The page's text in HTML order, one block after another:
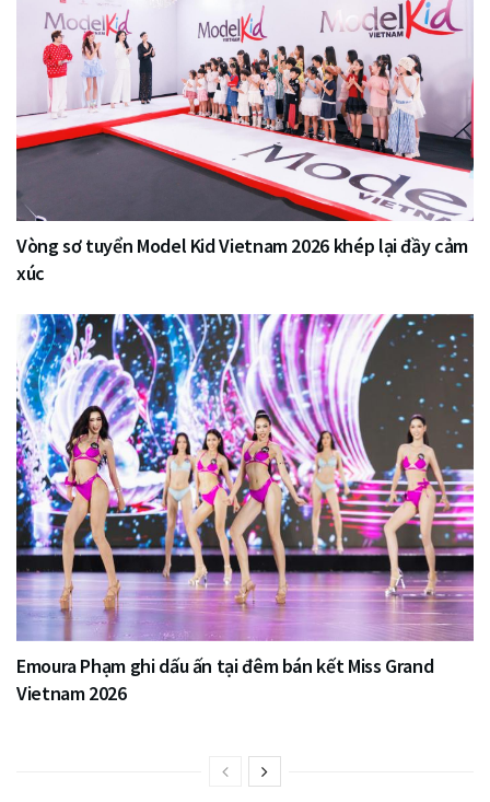
Vòng sơ tuyển Model Kid Vietnam 2026 khép lại đầy cảm
xúc
Emoura Phạm ghi dấu ấn tại đêm bán kết Miss Grand
Vietnam 2026